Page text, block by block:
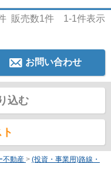
販売数1件 1-1件表示
お問い合わせ
込む
不動産 > (投資・事業用)路線・